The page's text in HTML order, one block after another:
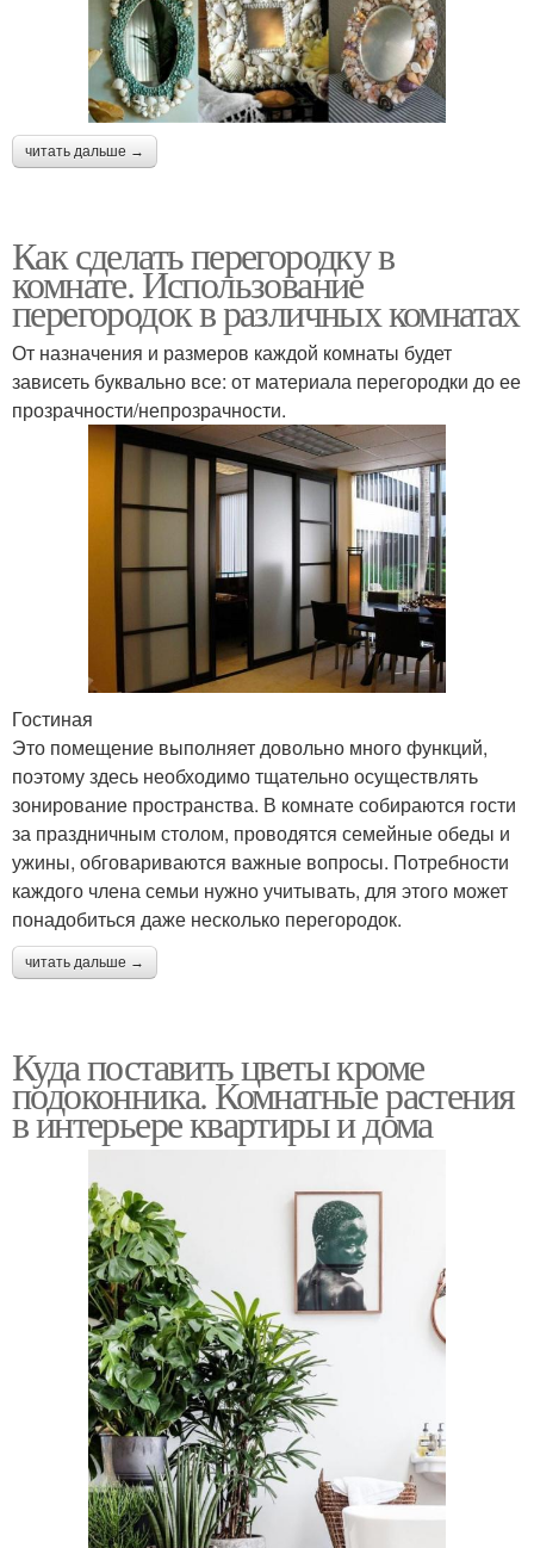
читать дальше →
Как сделать перегородку в
комнате. Использование
перегородок в различных комнатах
От назначения и размеров каждой комнаты будет
зависеть буквально все: от материала перегородки до ее
прозрачности/непрозрачности.
Гостиная
Это помещение выполняет довольно много функций,
поэтому здесь необходимо тщательно осуществлять
зонирование пространства. В комнате собираются гости
за праздничным столом, проводятся семейные обеды и
ужины, обговариваются важные вопросы. Потребности
каждого члена семьи нужно учитывать, для этого может
понадобиться даже несколько перегородок.
читать дальше →
Куда поставить цветы кроме
подоконника. Комнатные растения
в интерьере квартиры и дома